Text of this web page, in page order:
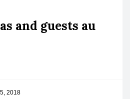
and guests au
2018